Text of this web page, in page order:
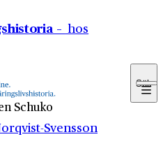
– hos
Sök
Schuko
Svensson